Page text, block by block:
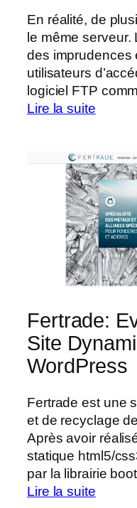
En réalité, de
le même
des imprudences
utilisateurs
logiciel FTP
Lire la suite:
site
web
piraté
Fertrade:
Site
WordPress
Fertrade est une
et de recyclage
Après avoir
statique html5/
par la librairie
Lire la suite: